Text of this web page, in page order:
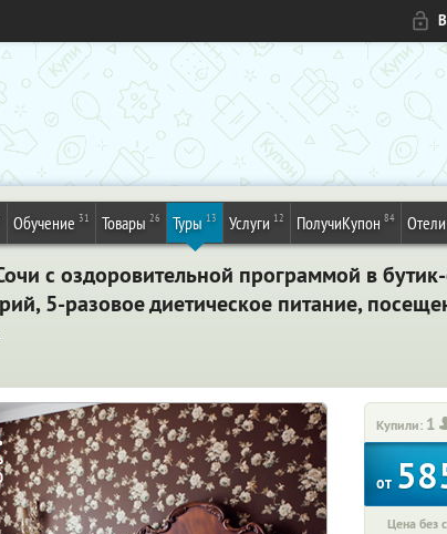
Обучение 31 Товары 26 Туры 13 Услуги 12 ПолучиКупон 84 Отели
с оздоровительной программой в
5-разовое диетическое питание,
Купили: 1
от
Цена без